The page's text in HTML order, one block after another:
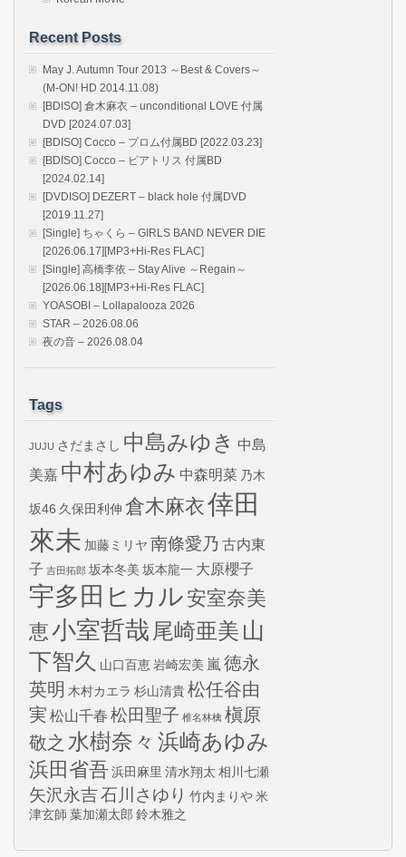
Recent Posts
May J. Autumn Tour 2013 ～Best & Covers～
(M-ON! HD 2014.11.08)
[BDISO] 倉木麻衣 – unconditional LOVE 付属
DVD [2024.07.03]
[BDISO] Cocco – プロム付属BD [2022.03.23]
[BDISO] Cocco – ビアトリス 付属BD
[2024.02.14]
[DVDISO] DEZERT – black hole 付属DVD
[2019.11.27]
[Single] ちゃくら – GIRLS BAND NEVER DIE
[2026.06.17][MP3+Hi-Res FLAC]
[Single] 高橋李依 – Stay Alive ～Regain～
[2026.06.18][MP3+Hi-Res FLAC]
YOASOBI – Lollapalooza 2026
STAR – 2026.08.06
夜の音 – 2026.08.04
Tags
JUJU さだまさし 中島みゆき 中島
美嘉 中村あゆみ 中森明菜 乃木
坂46 久保田利伸 倉木麻衣倖田
來未 加藤ミリヤ 南條愛乃 古内東
子 吉田拓郎 坂本冬美 坂本龍一 大原櫻子
宇多田ヒカル安室奈美
恵小室哲哉 尾崎亜美 山
下智久 山口百恵岩崎宏美 嵐 徳永
英明 木村カエラ 杉山清貴松任谷由
実 松山千春 松田聖子 椎名林檎 槇原
敬之 水樹奈々 浜崎あゆみ
浜田省吾 浜田麻里 清水翔太 相川七瀬
矢沢永吉石川さゆり 竹内まりや米
津玄師 葉加瀬太郎 鈴木雅之